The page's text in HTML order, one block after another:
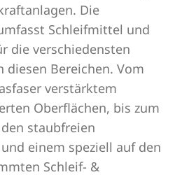
Die
Schleifmittel und
die verschiedensten
diesen Bereichen. Vom
verstärktem
Oberflächen, bis zum
staubfreien
einem speziell auf den
Schleif- &